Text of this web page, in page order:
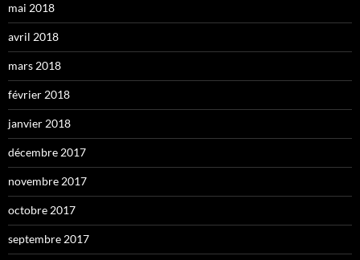
mai 2018
avril 2018
mars 2018
février 2018
janvier 2018
décembre 2017
novembre 2017
octobre 2017
septembre 2017